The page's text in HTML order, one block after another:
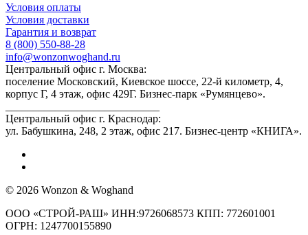
Условия оплаты
Условия доставки
Гарантия и возврат
8 (800) 550-88-28
info@wonzonwoghand.ru
Центральный офис г. Москва:
поселение Московский, Киевское шоссе, 22-й километр, 4,
корпус Г, 4 этаж, офис 429Г. Бизнес-парк «Румянцево».
Центральный офис г. Краснодар:
ул. Бабушкина, 248, 2 этаж, офис 217. Бизнес-центр «КНИГА».
© 2026 Wonzon & Woghand
ООО «СТРОЙ-РАШ» ИНН:9726068573 КПП: 772601001
ОГРН: 1247700155890